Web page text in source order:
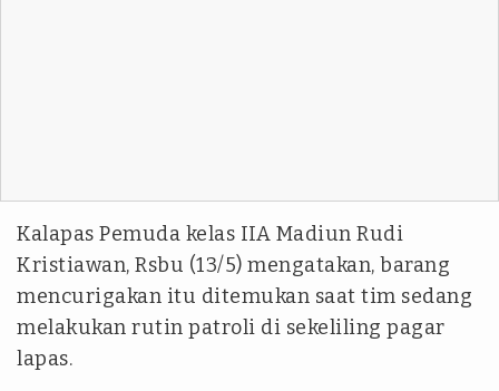
Kalapas Pemuda kelas IIA Madiun Rudi
Kristiawan, Rsbu (13/5) mengatakan, barang
mencurigakan itu ditemukan saat tim sedang
melakukan rutin patroli di sekeliling pagar
lapas.